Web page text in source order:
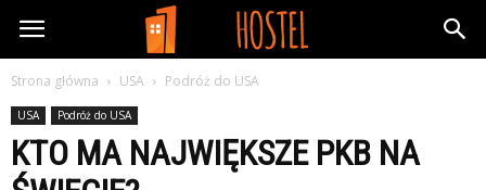
FreeHostel.pl
Strona główna USA Podróż do USA
USA Podróż do USA
KTO MA NAJWIĘKSZE PKB NA